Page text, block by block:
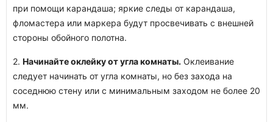
при помощи карандаша; яркие следы от карандаша,
фломастера или маркера будут просвечивать с внешней
стороны обойного полотна.
2. Начинайте оклейку от угла комнаты. Оклеивание
следует начинать от угла комнаты, но без захода на
соседнюю стену или с минимальным заходом не более 20
мм.